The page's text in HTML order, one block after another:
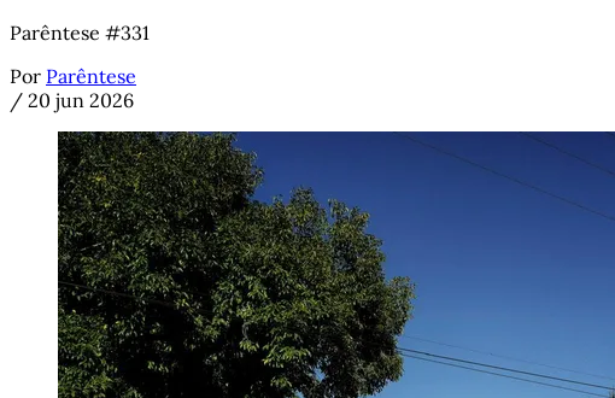
Parêntese #331
Por Parêntese
/ 20 jun 2026